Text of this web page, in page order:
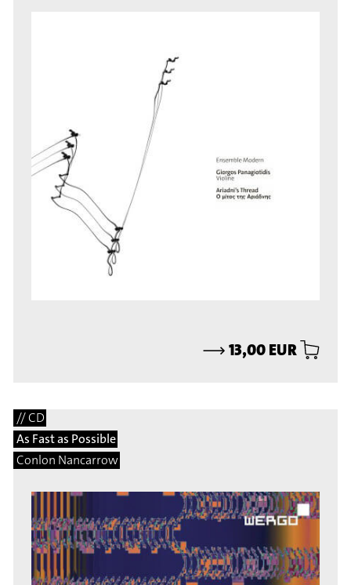
⟶13,00 EUR
// CD
As Fast as Possible
Conlon Nancarrow